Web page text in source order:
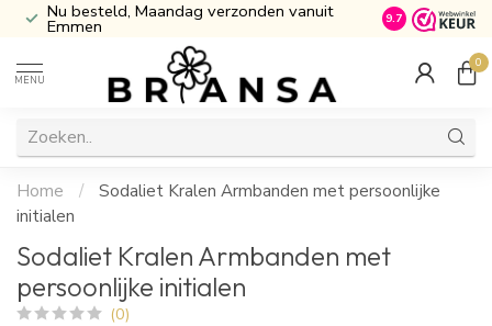
vanuit Inclusief Cadeau verpakking 9.7
MENU
0
Home /
Sodaliet Kralen Armbanden met persoonlijke
initialen
Sodaliet Kralen Armbanden met
persoonlijke initialen
(0)